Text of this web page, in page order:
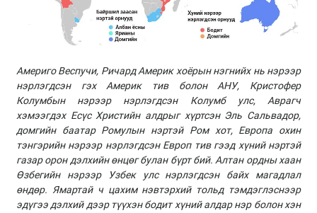
Америго Веспучи, Ричард Америк хоёрын нэгнийх нь нэрээр
нэрлэгдсэн гэх Америк тив болон АНУ, Кристофер
Колумбын нэрээр нэрлэгдсэн Колумб улс, Аврагч
хэмээгдэх Есүс Христийн алдрыг хүртсэн Эль Сальвадор,
домгийн баатар Ромулын нэртэй Ром хот, Европа охин
тэнгэрийн нэрээр нэрлэгдсэн Европ тив гээд хүний нэртэй
газар орон дэлхийн өнцөг булан бүрт бий. Алтан ордны хаан
Өзбегийн нэрээр Узбек улс нэрлэгдсэн байх магадлал
өндөр. Ямартай ч цахим нэвтэрхий тольд тэмдэглэснээр
эдүгээ дэлхий дээр түүхэн бодит хүний алдар нэр болон хэн